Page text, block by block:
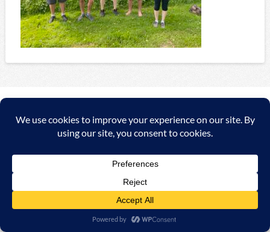
Copyright ©2026 A&C Automationssysteme & Consulting
Impressum|AGB| Datenschutzerklärung/Data